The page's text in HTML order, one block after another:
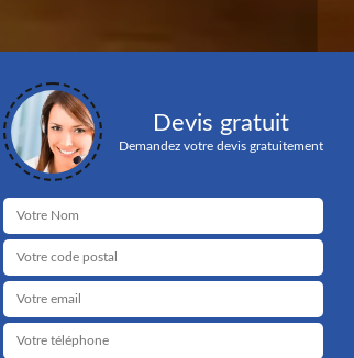
Devis gratuit
Demandez votre devis gratuitement